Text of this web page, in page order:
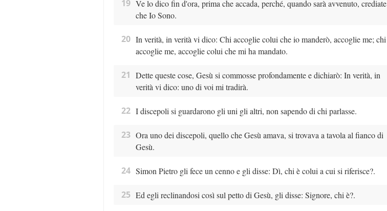
19 Ve lo dico fin d'ora, prima che accada, perché, quando sarà avvenuto, crediate
che Io Sono.
20 In verità, in verità vi dico: Chi accoglie colui che io manderò, accoglie me; chi
accoglie me, accoglie colui che mi ha mandato.
21 Dette queste cose, Gesù si commosse profondamente e dichiarò: In verità, in
verità vi dico: uno di voi mi tradirà.
22 I discepoli si guardarono gli uni gli altri, non sapendo di chi parlasse.
23 Ora uno dei discepoli, quello che Gesù amava, si trovava a tavola al fianco di
Gesù.
24 Simon Pietro gli fece un cenno e gli disse: Dì, chi è colui a cui si riferisce?.
25 Ed egli reclinandosi così sul petto di Gesù, gli disse: Signore, chi è?.